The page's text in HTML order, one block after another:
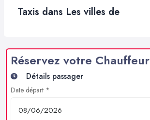
Taxis dans Les villes de
Réservez votre Chauffeur
Détails passager
Date départ *